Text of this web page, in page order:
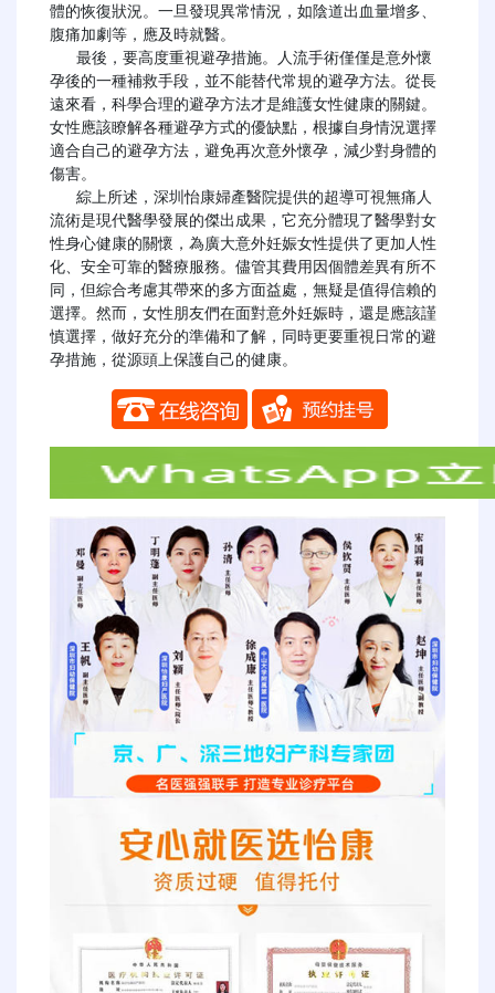
體的恢復狀況。一旦發現異常情況，如陰道出血量增多、
腹痛加劇等，應及時就醫。
孕後的一種補救手段，並不能替代常規的避孕方法。從長
遠來看，科學合理的避孕方法才是維護女性健康的關鍵。
女性應該瞭解各種避孕方式的優缺點，根據自身情況選擇
適合自己的避孕方法，避免再次意外懷孕，減少對身體的
傷害。
流術是現代醫學發展的傑出成果，它充分體現了醫學對女
性身心健康的關懷，為廣大意外妊娠女性提供了更加人性
化、安全可靠的醫療服務。儘管其費用因個體差異有所不
同，但綜合考慮其帶來的多方面益處，無疑是值得信賴的
選擇。然而，女性朋友們在面對意外妊娠時，還是應該謹
慎選擇，做好充分的準備和了解，同時更要重視日常的避
孕措施，從源頭上保護自己的健康。